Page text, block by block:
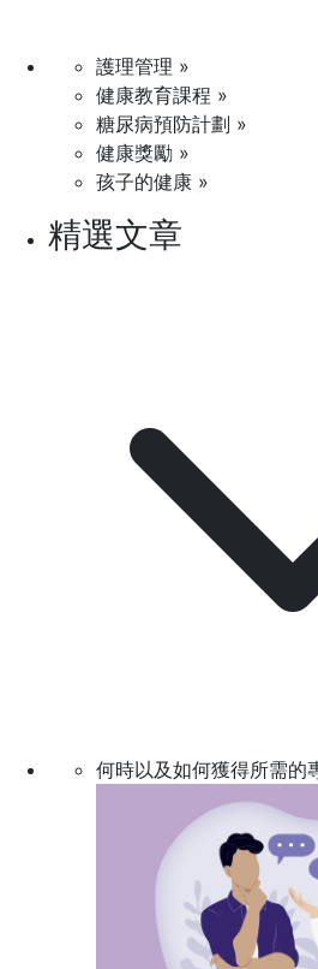
護理管理 »
健康教育課程 »
糖尿病預防計劃 »
健康獎勵 »
孩子的健康 »
精選文章
何時以及如何獲得所需的